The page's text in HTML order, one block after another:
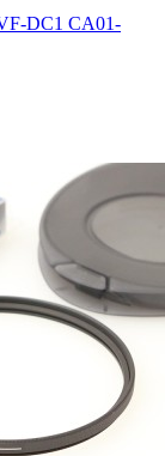
DC1 CA01-